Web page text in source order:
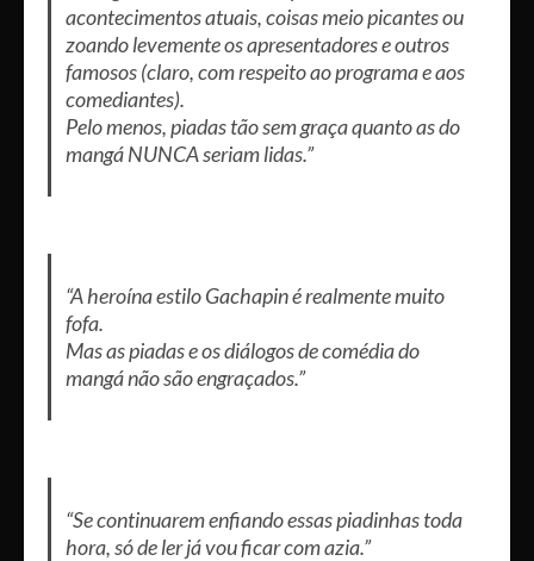
acontecimentos atuais, coisas meio picantes ou
zoando levemente os apresentadores e outros
famosos (claro, com respeito ao programa e aos
comediantes).
Pelo menos, piadas tão sem graça quanto as do
mangá NUNCA seriam lidas.”
“A heroína estilo Gachapin é realmente muito
fofa.
Mas as piadas e os diálogos de comédia do
mangá não são engraçados.”
“Se continuarem enfiando essas piadinhas toda
hora, só de ler já vou ficar com azia.”